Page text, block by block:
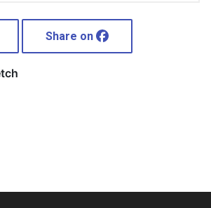
Share on